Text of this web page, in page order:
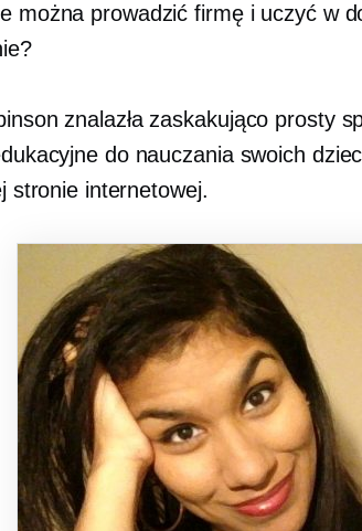
można prowadzić firmę i uczyć w
znalazła zaskakująco prosty
do nauczania swoich
stronie internetowej.